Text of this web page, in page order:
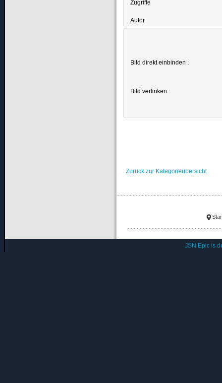
Zugriffe
Autor
Bild direkt einbinden :
Bild verlinken :
Zurück zur Kategorieübersicht
JSN Epic is